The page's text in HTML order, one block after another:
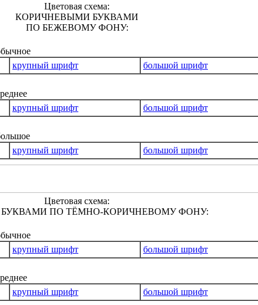
Цветовая схема:
КОРИЧНЕВЫМИ БУКВАМИ
ПО БЕЖЕВОМУ ФОНУ:
крупный шрифт большой шрифт
крупный шрифт большой шрифт
крупный шрифт большой шрифт
Цветовая схема:
ПО ТЁМНО-КОРИЧНЕВОМУ ФОНУ:
крупный шрифт большой шрифт
крупный шрифт большой шрифт